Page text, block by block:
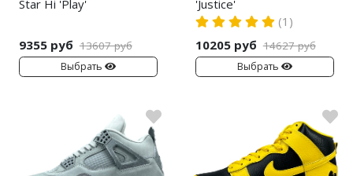
Star Hi 'Play'
9355 руб 13607 руб
Выбрать
'Justice'
(1)
10205 руб 14627 руб
Выбрать